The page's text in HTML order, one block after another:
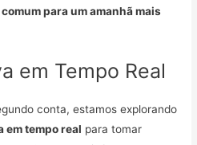
para um amanhã mais
em Tempo Real
conta, estamos explorando
em tempo real para tomar